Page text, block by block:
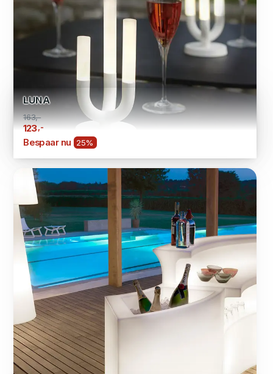
LUNA
163,-
123,-
Bespaar nu 25%